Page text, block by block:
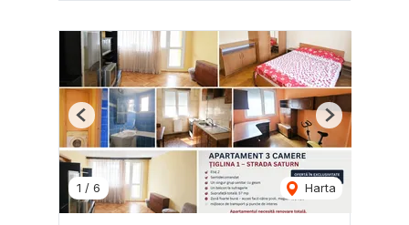
1 / 6 Harta
Previous Next